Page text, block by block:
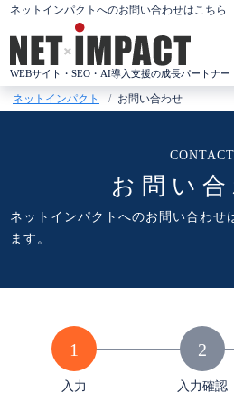
コ
ン
ネットインパクトへのお問い合わせはこちら
WEBサイト・SEO・AI導入支援の成長パートナー
ネットインパクト お問い合わせ
お問い合
ネットインパクトへのお問い合わせ
ます。
入力 入力確認